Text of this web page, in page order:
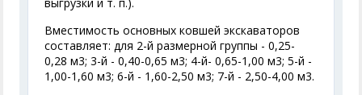
Вместимость основных ковшей экскаваторов
составляет: для 2-й размерной группы - 0,25-
0,28 м3; 3-й - 0,40-0,65 м3; 4-й- 0,65-1,00 м3; 5-й -
1,00-1,60 м3; 6-й - 1,60-2,50 м3; 7-й - 2,50-4,00 м3.